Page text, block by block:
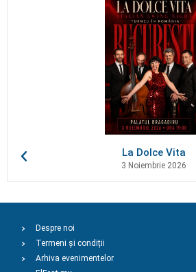
La Dolce Vita
3 Noiembrie 2026
Despre noi
Termeni și condiții
Arhiva evenimentelor